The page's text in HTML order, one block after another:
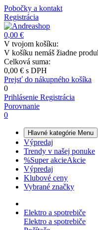
Pobočky a kontakt
Registrácia
0,00 €
V tvojom košíku:
V košíku nemáš žiadne
Celková suma:
0,00 € s DPH
Prejsť do nákupného košíka
0
Prihlásenie Registrácia
Porovnanie
0
Hlavné kategórie Menu
Výpredaj
Trendy v našej ponuke
%Super akcieAkcie
Výpredaj
Klubové ceny
Vybrané značky
Elektro a spotrebiče
Elektro a spotrebiče